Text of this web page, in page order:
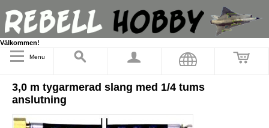
Välkommen!
Menu
3,0 m tygarmerad slang med 1/4 tums
anslutning